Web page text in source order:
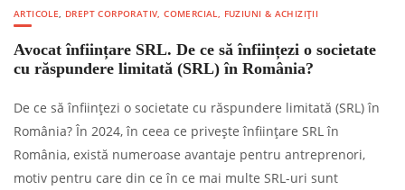
ARTICOLE, DREPT CORPORATIV, COMERCIAL, FUZIUNI & ACHIZIȚII
Avocat înființare SRL. De ce să înființezi o societate
cu răspundere limitată (SRL) în România?
De ce să înființezi o societate cu răspundere limitată (SRL) în
România? În 2024, în ceea ce privește înființare SRL în
România, există numeroase avantaje pentru antreprenori,
motiv pentru care din ce în ce mai multe SRL-uri sunt